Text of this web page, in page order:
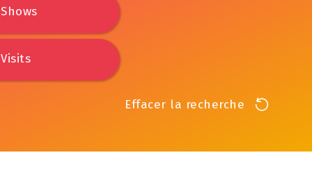
Shows
Visits
Effacer la recherche